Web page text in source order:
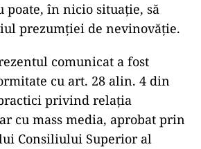
poate, în nicio situație, să
prezumției de nevinovăție.
comunicat a fost
cu art. 28 alin. 4 din
privind relația
cu mass media, aprobat prin
Consiliului Superior al